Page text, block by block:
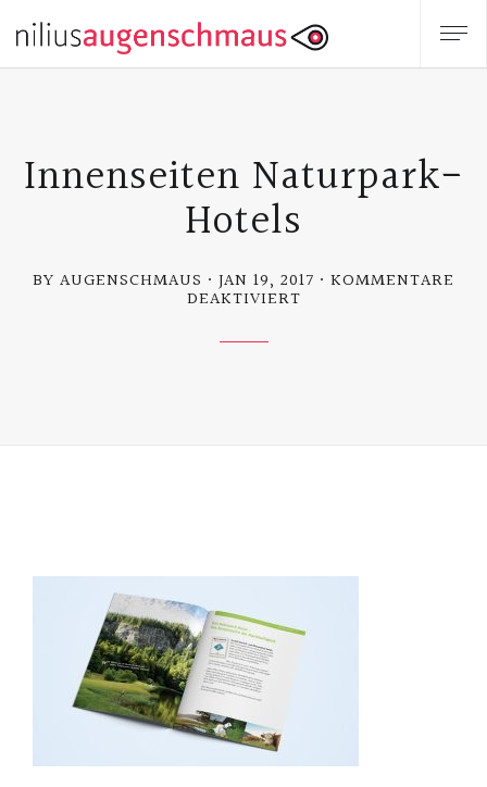
Innenseiten Naturpark-
Hotels
BY AUGENSCHMAUS JAN 19, 2017 KOMMENTARE
DEAKTIVIERTFÜR